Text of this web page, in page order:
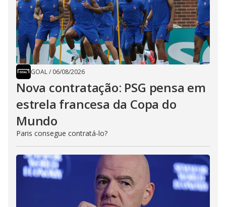
GOAL/ 06/08/2026
Nova contratação: PSG pensa em
estrela francesa da Copa do
Mundo
Paris consegue contratá-lo?